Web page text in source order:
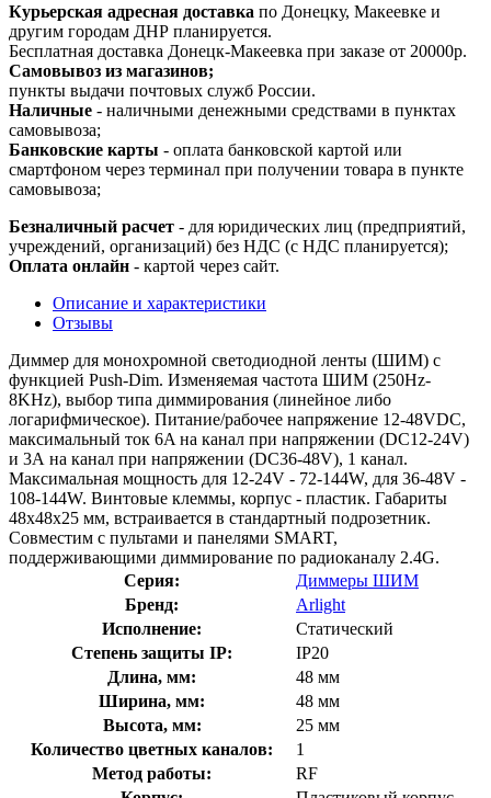
Курьерская адресная доставка по Донецку, Макеевке и
другим городам ДНР планируется.
Бесплатная доставка Донецк-Макеевка при заказе от 20000р.
Самовывоз из магазинов;
пункты выдачи почтовых служб России.
Наличные - наличными денежными средствами в пунктах
самовывоза;
Банковские карты - оплата банковской картой или
смартфоном через терминал при получении товара в пункте
самовывоза;
Безналичный расчет - для юридических лиц (предприятий,
учреждений, организаций) без НДС (с НДС планируется);
Оплата онлайн - картой через сайт.
Описание и характеристики
Отзывы
Диммер для монохромной светодиодной ленты (ШИМ) с
функцией Push-Dim. Изменяемая частота ШИМ (250Hz-
8KHz), выбор типа диммирования (линейное либо
логарифмическое). Питание/рабочее напряжение 12-48VDC,
максимальный ток 6A на канал при напряжении (DC12-24V)
и 3А на канал при напряжении (DC36-48V), 1 канал.
Максимальная мощность для 12-24V - 72-144W, для 36-48V -
108-144W. Винтовые клеммы, корпус - пластик. Габариты
48x48x25 мм, встраивается в стандартный подрозетник.
Совместим с пультами и панелями SMART,
поддерживающими диммирование по радиоканалу 2.4G.
Серия:
Диммеры ШИМ
Бренд:
Arlight
Исполнение:
Статический
Степень защиты IP:
IP20
Длина, мм:
48 мм
Ширина, мм:
48 мм
Высота, мм:
25 мм
Количество цветных каналов:
1
Метод работы:
RF